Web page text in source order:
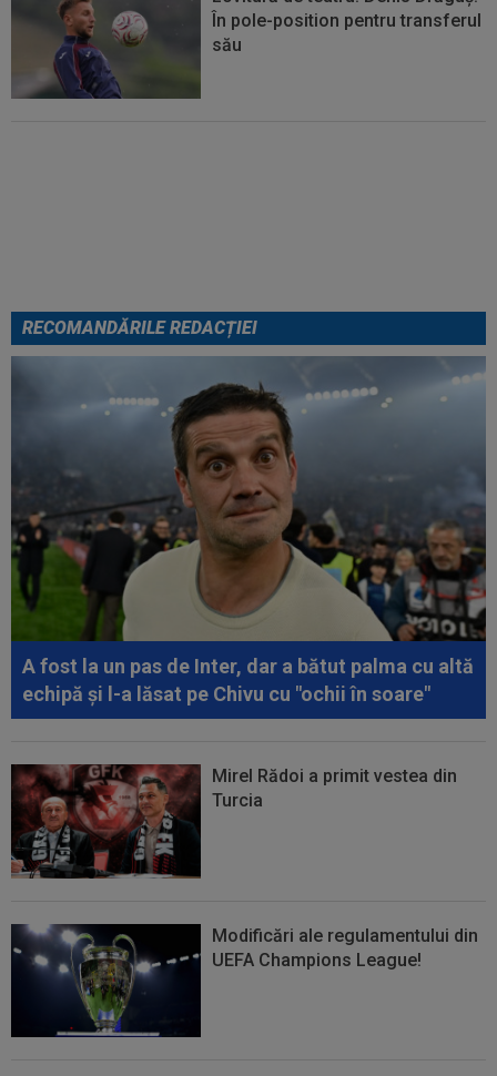
În pole-position pentru transferul
său
RECOMANDĂRILE REDACȚIEI
A fost la un pas de Inter, dar a bătut palma cu altă
echipă și l-a lăsat pe Chivu cu "ochii în soare"
Mirel Rădoi a primit vestea din
Turcia
Modificări ale regulamentului din
UEFA Champions League!